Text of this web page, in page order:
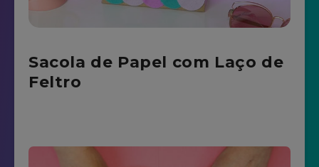
Sacola de Papel com Laço de
Feltro